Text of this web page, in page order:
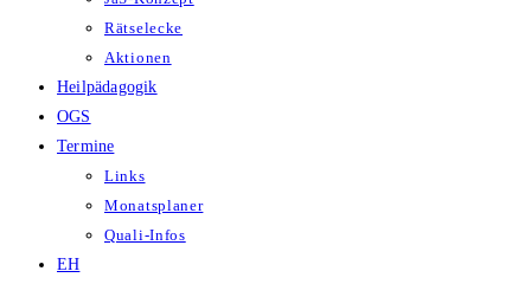
Rätselecke
Aktionen
Heilpädagogik
OGS
Termine
Links
Monatsplaner
Quali-Infos
EH